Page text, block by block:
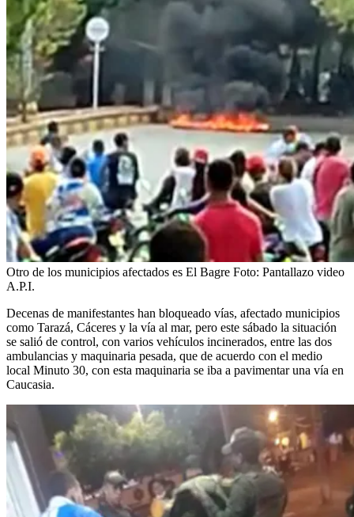
Otro de los municipios afectados es El Bagre Foto: Pantallazo video
A.P.I.
Decenas de manifestantes han bloqueado vías, afectado municipios
como Tarazá, Cáceres y la vía al mar, pero este sábado la situación
se salió de control, con varios vehículos incinerados, entre las dos
ambulancias y maquinaria pesada, que de acuerdo con el medio
local Minuto 30, con esta maquinaria se iba a pavimentar una vía en
Caucasia.